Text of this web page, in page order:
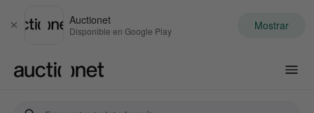
Cerrar
Auctionet
Disponible en Google Play Mostrar